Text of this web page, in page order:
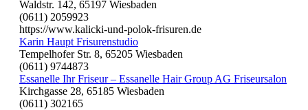
Waldstr. 142, 65197 Wiesbaden
(0611) 2059923
https://www.kalicki-und-polok-frisuren.de
Karin Haupt Frisurenstudio
Tempelhofer Str. 8, 65205 Wiesbaden
(0611) 9744873
Essanelle Ihr Friseur – Essanelle Hair Group AG Friseursalon
Kirchgasse 28, 65185 Wiesbaden
(0611) 302165